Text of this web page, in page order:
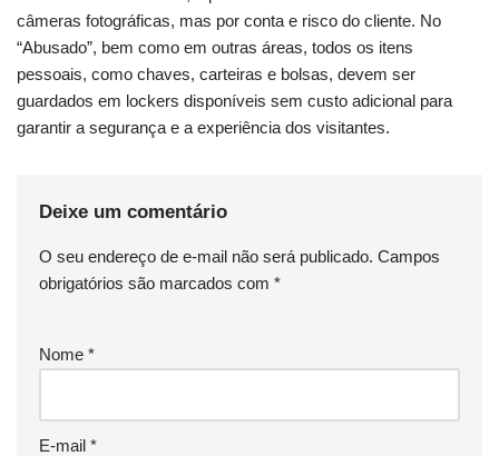
câmeras fotográficas, mas por conta e risco do cliente. No
“Abusado”, bem como em outras áreas, todos os itens
pessoais, como chaves, carteiras e bolsas, devem ser
guardados em lockers disponíveis sem custo adicional para
garantir a segurança e a experiência dos visitantes.
Deixe um comentário
O seu endereço de e-mail não será publicado. Campos
obrigatórios são marcados com *
Nome *
E-mail *